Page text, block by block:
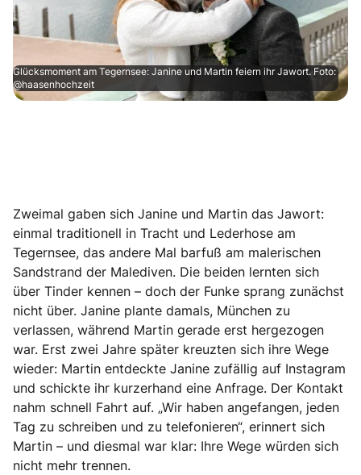
Glücksmoment am Tegernsee: Janine und Martin feiern ihr Jawort. Foto:
@haasenhochzeit
Zweimal gaben sich Janine und Martin das Jawort:
einmal traditionell in Tracht und Lederhose am
Tegernsee, das andere Mal barfuß am malerischen
Sandstrand der Malediven. Die beiden lernten sich
über Tinder kennen – doch der Funke sprang zunächst
nicht über. Janine plante damals, München zu
verlassen, während Martin gerade erst hergezogen
war. Erst zwei Jahre später kreuzten sich ihre Wege
wieder: Martin entdeckte Janine zufällig auf Instagram
und schickte ihr kurzerhand eine Anfrage. Der Kontakt
nahm schnell Fahrt auf. „Wir haben angefangen, jeden
Tag zu schreiben und zu telefonieren“, erinnert sich
Martin – und diesmal war klar: Ihre Wege würden sich
nicht mehr trennen.